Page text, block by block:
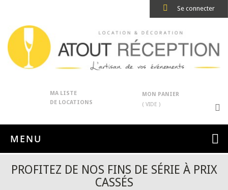
Se connecter
MA LISTE
DE LOCATIONS
MON PANIER
( VIDE )
MENU
PROFITEZ DE NOS FINS DE SÉRIE À PRIX
CASSÉS